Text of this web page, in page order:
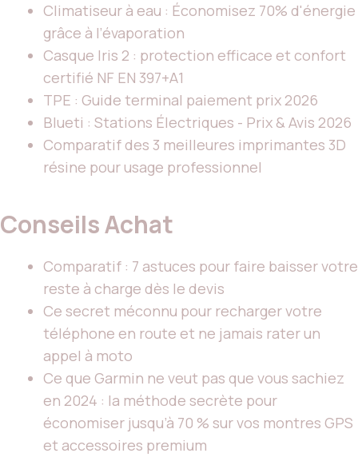
Climatiseur à eau : Économisez 70% d'énergie
grâce à l’évaporation
Casque Iris 2 : protection efficace et confort
certifié NF EN 397+A1
TPE : Guide terminal paiement prix 2026
Blueti : Stations Électriques - Prix & Avis 2026
Comparatif des 3 meilleures imprimantes 3D
résine pour usage professionnel
Conseils Achat
Comparatif : 7 astuces pour faire baisser votre
reste à charge dès le devis
Ce secret méconnu pour recharger votre
téléphone en route et ne jamais rater un
appel à moto
Ce que Garmin ne veut pas que vous sachiez
en 2024 : la méthode secrète pour
économiser jusqu’à 70 % sur vos montres GPS
et accessoires premium